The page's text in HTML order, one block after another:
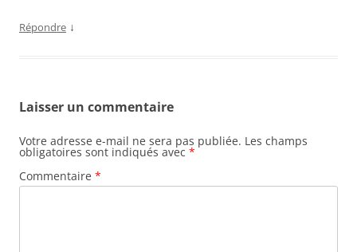
Répondre ↓
Laisser un commentaire
Votre adresse e-mail ne sera pas publiée. Les champs
obligatoires sont indiqués avec *
Commentaire *